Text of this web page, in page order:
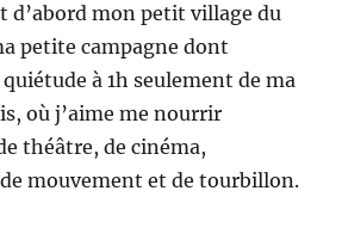
d’abord mon petit village du
petite campagne dont
à 1h seulement de ma
où j’aime me nourrir
théâtre, de cinéma,
mouvement et de tourbillon.